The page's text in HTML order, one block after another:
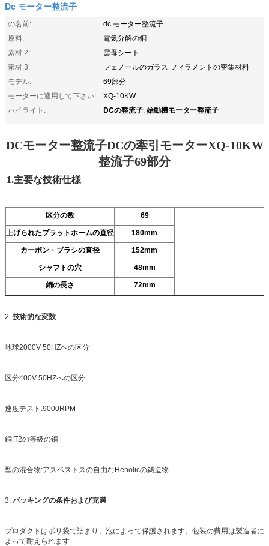
Dc モーター整流子
の名前:
dc モーター整流子
原料:
電気分解の銅
素材.2:
雲母シート
素材.3:
フェノールのガラス フィラメントの密集材料
モデル:
69部分
モーターに適用して下さい:
XQ-10KW
ハイライト:
DCの整流子, 始動機モーター整流子
DCモーター整流子DCの牽引モーターXQ-10KW
整流子69部分
1.主要な技術仕様
区分の数 69
上げられたプラットホームの直径 180mm
カーボン・ブラシの直径 152mm
シャフトの穴 48mm
銅の長さ 72mm
2. 技術的な変数
地球2000V 50HZへの区分
区分400V 50HZへの区分
速度テスト:9000RPM
銅:T2の等級の銅
型の混合物:アスベストスの自由なHenolicの鋳造物
3. パッキングの条件および充満
プロダクトはポリ袋で詰まり、泡によって保護されます。包装の費用は製造者に
よって耐えられます